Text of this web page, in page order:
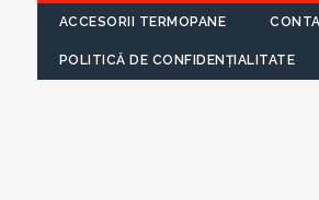
ACCESORII TERMOPANE
POLITICĂ DE CONFIDENȚIALITATE